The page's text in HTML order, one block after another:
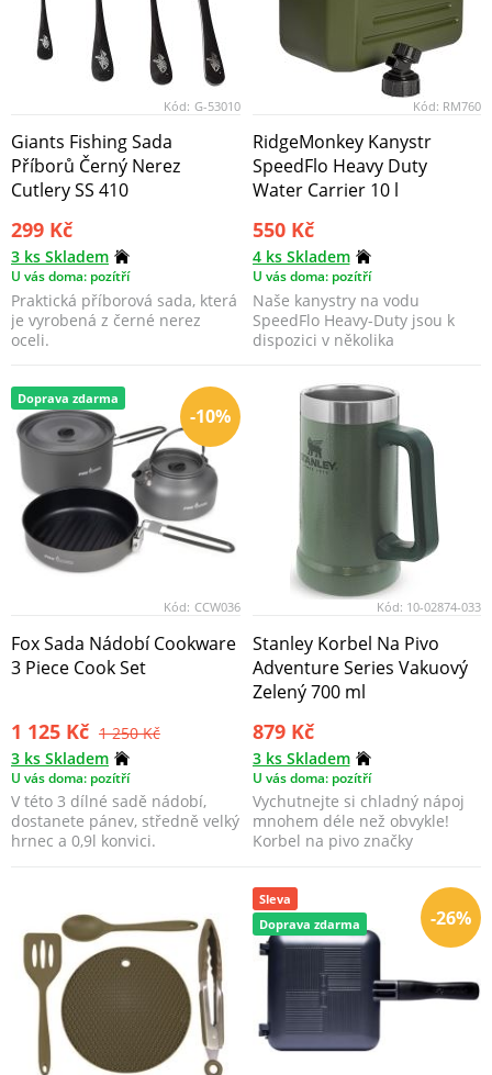
Kód: G-53010
Giants Fishing Sada
Příborů Černý Nerez
Cutlery SS 410
299 Kč
3 ks Skladem
U vás doma: pozítří
Praktická příborová sada, která
je vyrobená z černé nerez
oceli.
Kód: RM760
RidgeMonkey Kanystr
SpeedFlo Heavy Duty
Water Carrier 10 l
550 Kč
4 ks Skladem
U vás doma: pozítří
Naše kanystry na vodu
SpeedFlo Heavy-Duty jsou k
dispozici v několika
-10%
Doprava zdarma
Kód: CCW036
Fox Sada Nádobí Cookware
3 Piece Cook Set
1 125 Kč 1 250 Kč
3 ks Skladem
U vás doma: pozítří
V této 3 dílné sadě nádobí,
dostanete pánev, středně velký
hrnec a 0,9l konvici.
Kód: 10-02874-033
Stanley Korbel Na Pivo
Adventure Series Vakuový
Zelený 700 ml
879 Kč
3 ks Skladem
U vás doma: pozítří
Vychutnejte si chladný nápoj
mnohem déle než obvykle!
Korbel na pivo značky
-26%
Sleva
Doprava zdarma